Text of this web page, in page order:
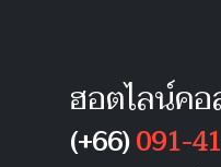
ฮอตไลน์คอ
(+66)091-